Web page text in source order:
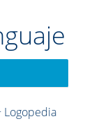
Logopedia